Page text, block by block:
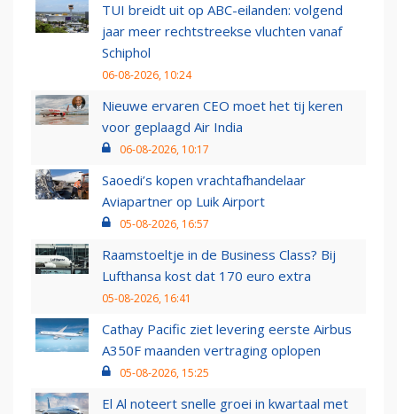
TUI breidt uit op ABC-eilanden: volgend
jaar meer rechtstreekse vluchten vanaf
Schiphol
06-08-2026, 10:24
Nieuwe ervaren CEO moet het tij keren
voor geplaagd Air India
06-08-2026, 10:17
Saoedi’s kopen vrachtafhandelaar
Aviapartner op Luik Airport
05-08-2026, 16:57
Raamstoeltje in de Business Class? Bij
Lufthansa kost dat 170 euro extra
05-08-2026, 16:41
Cathay Pacific ziet levering eerste Airbus
A350F maanden vertraging oplopen
05-08-2026, 15:25
El Al noteert snelle groei in kwartaal met